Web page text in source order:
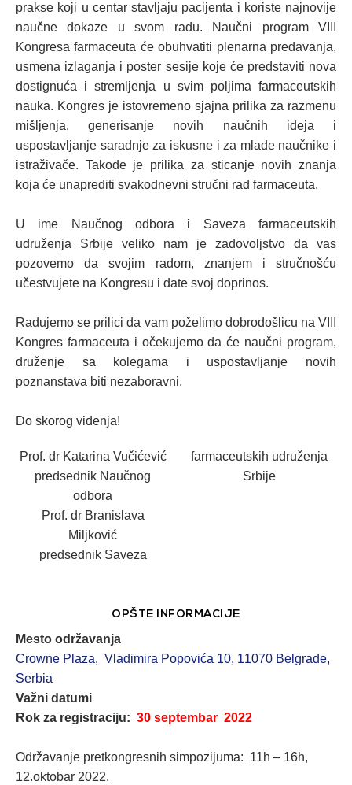
prakse koji u centar stavljaju pacijenta i koriste najnovije
naučne dokaze u svom radu. Naučni program VIII
Kongresa farmaceuta će obuhvatiti plenarna predavanja,
usmena izlaganja i poster sesije koje će predstaviti nova
dostignuća i stremljenja u svim poljima farmaceutskih
nauka. Kongres je istovremeno sjajna prilika za razmenu
mišljenja, generisanje novih naučnih ideja i
uspostavljanje saradnje za iskusne i za mlade naučnike i
istraživače. Takođe je prilika za sticanje novih znanja
koja će unaprediti svakodnevni stručni rad farmaceuta.
U ime Naučnog odbora i Saveza farmaceutskih
udruženja Srbije veliko nam je zadovoljstvo da vas
pozovemo da svojim radom, znanjem i stručnošću
učestvujete na Kongresu i date svoj doprinos.
Radujemo se prilici da vam poželimo dobrodošlicu na VIII
Kongres farmaceuta i očekujemo da će naučni program,
druženje sa kolegama i uspostavljanje novih
poznanstava biti nezaboravni.
Do skorog viđenja!
Prof. dr Katarina Vučićević
predsednik Naučnog
odbora
Prof. dr Branislava
Miljković
predsednik Saveza
farmaceutskih udruženja
Srbije
OPŠTE INFORMACIJE
Mesto održavanja
Crowne Plaza, Vladimira Popovića 10, 11070 Belgrade,
Serbia
Važni datumi
Rok za registraciju: 30 septembar 2022
Održavanje pretkongresnih simpozijuma: 11h – 16h,
12.oktobar 2022.